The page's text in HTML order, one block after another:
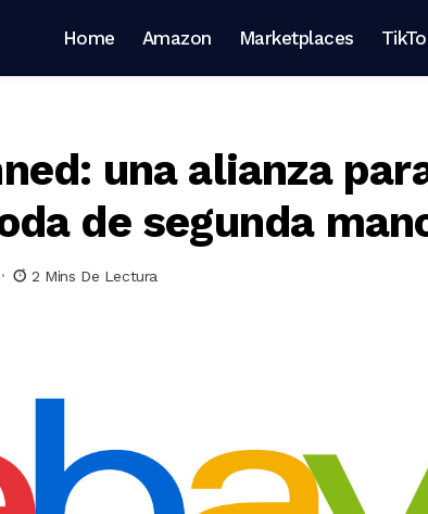
Home Amazon Marketplaces
una alianza
de segunda
2 Mins De Lectura